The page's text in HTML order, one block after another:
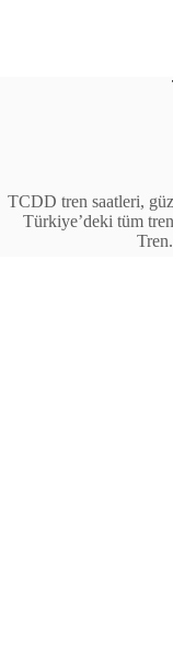
TCDD tren saatleri,
Türkiye’deki tüm